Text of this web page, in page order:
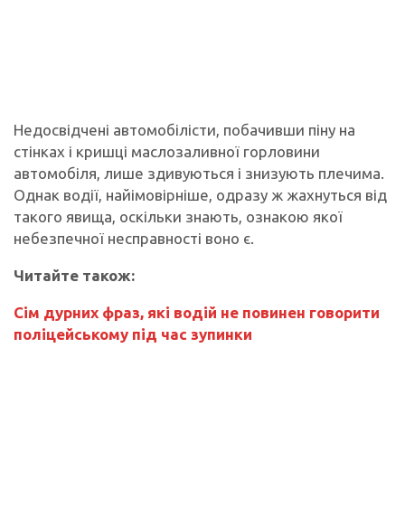
Недосвідчені автомобілісти, побачивши піну на
стінках і кришці маслозаливної горловини
автомобіля, лише здивуються і знизують плечима.
Однак водії, найімовірніше, одразу ж жахнуться від
такого явища, оскільки знають, ознакою якої
небезпечної несправності воно є.
Читайте також:
Сім дурних фраз, які водій не повинен говорити
поліцейському під час зупинки